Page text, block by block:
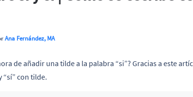
Ana Fernández, MA
de añadir una tilde a la palabra “si”? Gracias a este
“sí” con tilde.